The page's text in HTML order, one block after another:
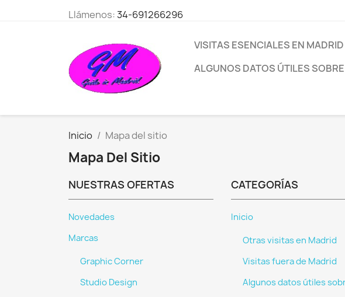
Llámenos:34-691266296
VISITAS ESENCIALES EN MADRID
ALGUNOS DATOS ÚTILES
Inicio Mapa del sitio
Mapa Del Sitio
NUESTRAS OFERTAS
Novedades
Marcas
Graphic Corner
Studio Design
CATEGORÍAS
Inicio
Otras visitas en Madrid
Visitas fuera de Madrid
Algunos datos útiles